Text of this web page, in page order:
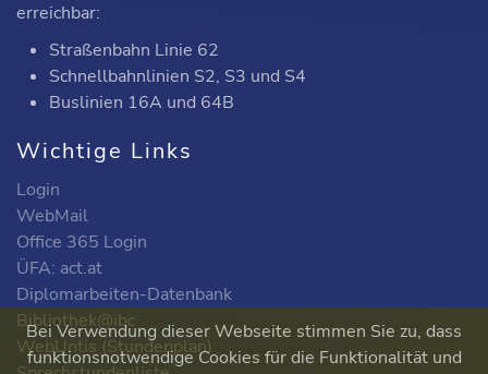
erreichbar:
Straßenbahn Linie 62
Schnellbahnlinien S2, S3 und S4
Buslinien 16A und 64B
Wichtige Links
Login
WebMail
Office 365 Login
ÜFA: act.at
Diplomarbeiten-Datenbank
Bibliothek@ibc
WebUntis (Stundenplan)
Bei Verwendung dieser Webseite stimmen Sie zu, dass
funktionsnotwendige Cookies für die Funktionalität und